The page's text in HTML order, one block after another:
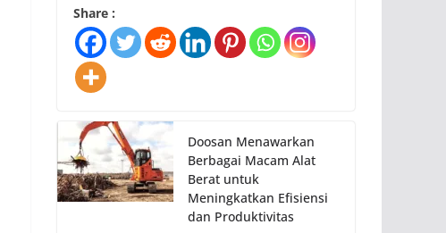
Share :
Doosan Menawarkan
Berbagai Macam Alat
Berat untuk
Meningkatkan Efisiensi
dan Produktivitas